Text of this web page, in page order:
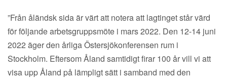
”Från åländsk sida är värt att notera att lagtinget står värd
för följande arbetsgruppsmöte i mars 2022. Den 12-14 juni
2022 äger den årliga Östersjökonferensen rum i
Stockholm. Eftersom Åland samtidigt firar 100 år vill vi att
visa upp Åland på lämpligt sätt i samband med den